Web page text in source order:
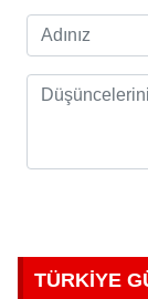
TÜRKİYE